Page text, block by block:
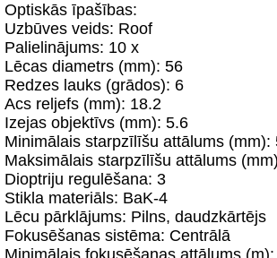
Optiskās īpašības:
Uzbūves veids: Roof
Palielinājums: 10 x
Lēcas diametrs (mm): 56
Redzes lauks (grādos): 6
Acs reljefs (mm): 18.2
Izejas objektīvs (mm): 5.6
Minimālais starpzīlīšu attālums (mm):
Maksimālais starpzīlīšu attālums
Dioptriju regulēšana: 3
Stikla materiāls: BaK-4
Lēcu pārklājums: Pilns, daudzkārtējs
Fokusēšanas sistēma: Centrālā
Minimālais fokusēšanas attālums